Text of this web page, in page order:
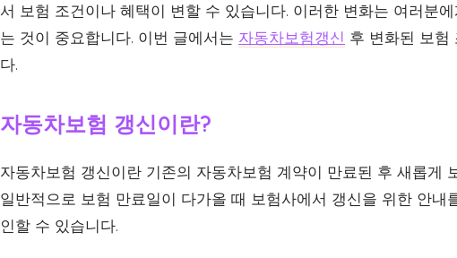
서 보험 조건이나 혜택이 변할 수 있습니다. 이러한 변화는 여러분
는 것이 중요합니다. 이번 글에서는 자동차보험갱신 후 변화된 보험
다.
자동차보험 갱신이란?
자동차보험 갱신이란 기존의 자동차보험 계약이 만료된 후 새롭게
일반적으로 보험 만료일이 다가올 때 보험사에서 갱신을 위한 안내
인할 수 있습니다.